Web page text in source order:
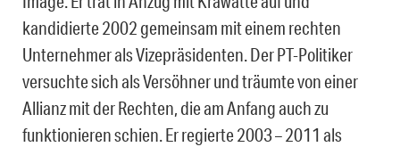
kandidierte 2002 gemeinsam mit einem rechten
Unternehmer als Vizepräsidenten. Der PT-Politiker
versuchte sich als Versöhner und träumte von einer
Allianz mit der Rechten, die am Anfang auch zu
funktionieren schien. Er regierte 2003 – 2011 als